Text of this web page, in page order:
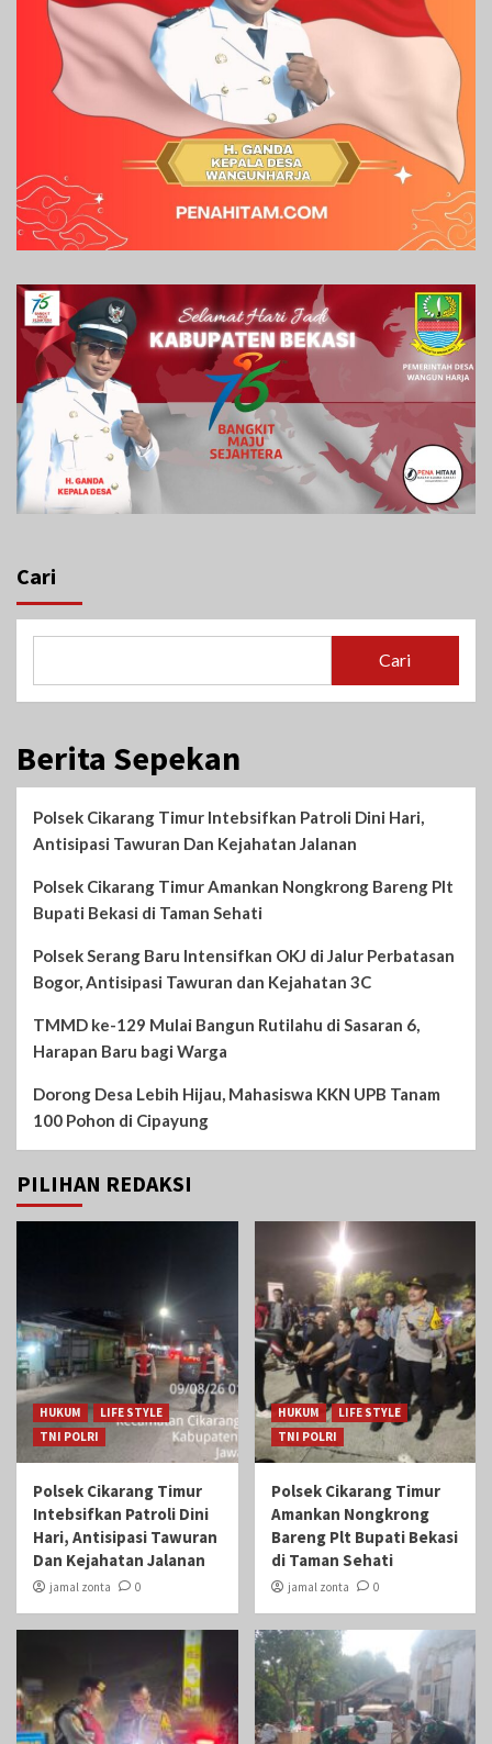
Cari
Cari
Berita Sepekan
Polsek Cikarang Timur Intebsifkan Patroli Dini Hari,
Antisipasi Tawuran Dan Kejahatan Jalanan
Polsek Cikarang Timur Amankan Nongkrong Bareng Plt
Bupati Bekasi di Taman Sehati‎
Polsek Serang Baru Intensifkan OKJ di Jalur Perbatasan
Bogor, Antisipasi Tawuran dan Kejahatan 3C
TMMD ke-129 Mulai Bangun Rutilahu di Sasaran 6,
Harapan Baru bagi Warga
Dorong Desa Lebih Hijau, Mahasiswa KKN UPB Tanam
100 Pohon di Cipayung
PILIHAN REDAKSI
HUKUM
LIFE STYLE
TNI POLRI
Polsek Cikarang Timur
Intebsifkan Patroli Dini
Hari, Antisipasi Tawuran
Dan Kejahatan Jalanan
jamal zonta 0
HUKUM
LIFE STYLE
TNI POLRI
Polsek Cikarang Timur
Amankan Nongkrong
Bareng Plt Bupati Bekasi
di Taman Sehati‎
jamal zonta 0